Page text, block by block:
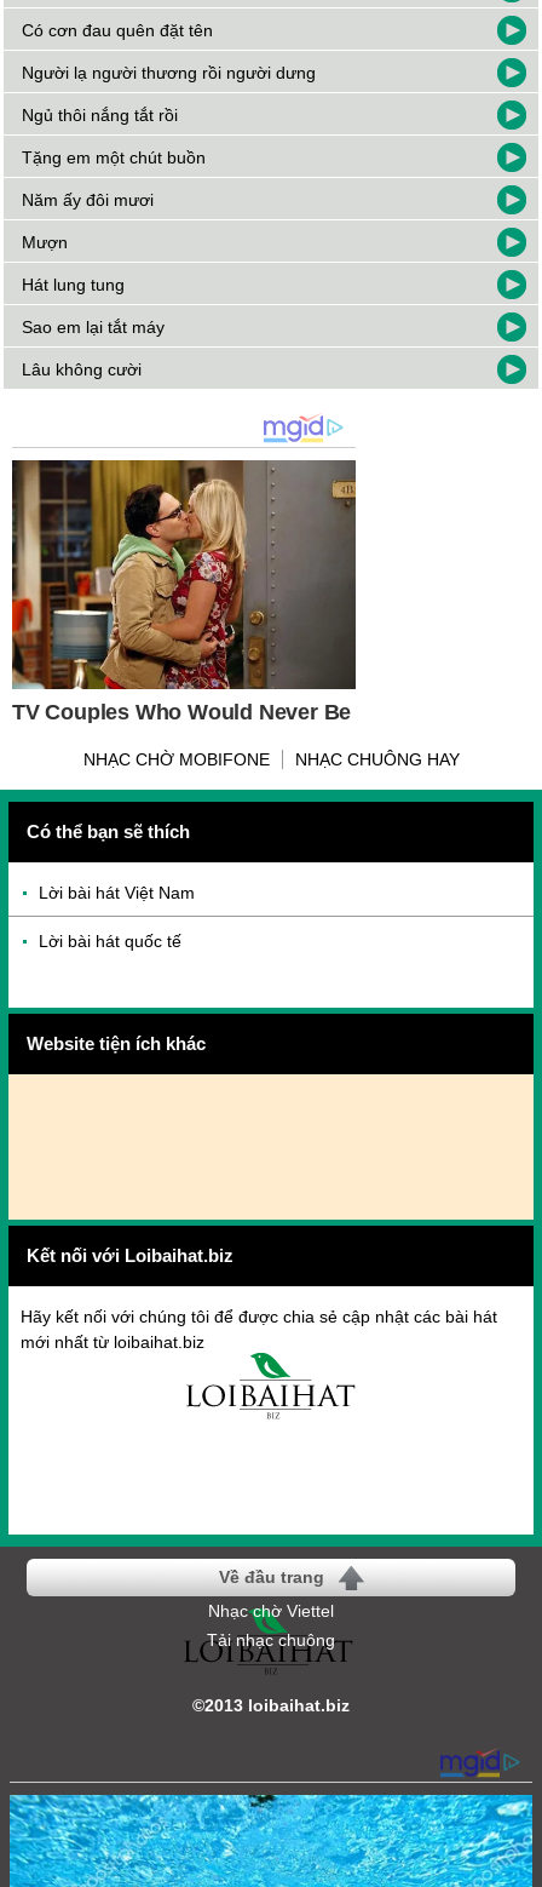
Có cơn đau quên đặt tên
Người lạ người thương rồi người dưng
Ngủ thôi nắng tắt rồi
Tặng em một chút buồn
Năm ấy đôi mươi
Mượn
Hát lung tung
Sao em lại tắt máy
Lâu không cười
NHẠC CHỜ MOBIFONE NHẠC CHUÔNG HAY
Có thể bạn sẽ thích
Lời bài hát Việt Nam
Lời bài hát quốc tế
Website tiện ích khác
Kết nối với Loibaihat.biz
Hãy kết nối với chúng tôi để được chia sẻ cập nhật các bài hát
mới nhất từ loibaihat.biz
Về đầu trang
Nhạc chờ Viettel
Tải nhạc chuông
©2013 loibaihat.biz